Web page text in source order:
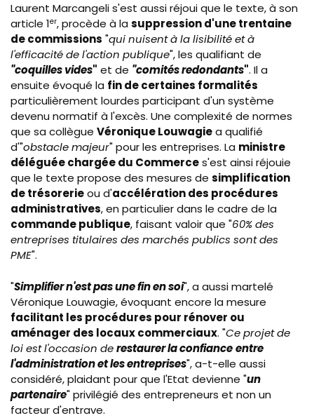
Laurent Marcangeli s'est aussi réjoui que le texte, à son
article 1er, procède à la suppression d'une trentaine
de commissions "qui nuisent à la lisibilité et à
l'efficacité de l'action publique", les qualifiant de
"coquilles vides" et de "comités redondants". Il a
ensuite évoqué la fin de certaines formalités
particulièrement lourdes participant d'un système
devenu normatif à l'excès. Une complexité de normes
que sa collègue Véronique Louwagiea qualifié
d'"obstacle majeur" pour les entreprises. La ministre
déléguée chargée du Commerces'est ainsi réjouie
que le texte propose des mesures de simplification
de trésorerieou d'accélération des procédures
administratives, en particulier dans le cadre de la
commande publique, faisant valoir que "60% des
entreprises titulaires des marchés publics sont des
PME".
"Simplifier n'est pas une fin en soi", a aussi martelé
Véronique Louwagie, évoquant encore la mesure
facilitant les procédures pour rénover ou
aménager des locaux commerciaux. "Ce projet de
loi est l'occasion derestaurer la confianceentre
l'administration et les entreprises", a-t-elle aussi
considéré, plaidant pour que l'Etat devienne "un
partenaire" privilégié des entrepreneurs et non un
facteur d'entrave.